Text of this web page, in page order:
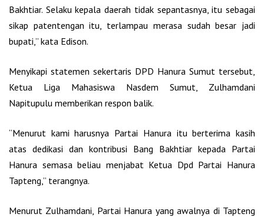
Bakhtiar. Selaku kepala daerah tidak sepantasnya, itu sebagai
sikap patentengan itu, terlampau merasa sudah besar jadi
bupati,” kata Edison.
Menyikapi statemen sekertaris DPD Hanura Sumut tersebut,
Ketua Liga Mahasiswa Nasdem Sumut, Zulhamdani
Napitupulu memberikan respon balik.
“Menurut kami harusnya Partai Hanura itu berterima kasih
atas dedikasi dan kontribusi Bang Bakhtiar kepada Partai
Hanura semasa beliau menjabat Ketua Dpd Partai Hanura
Tapteng,” terangnya.
Menurut Zulhamdani, Partai Hanura yang awalnya di Tapteng